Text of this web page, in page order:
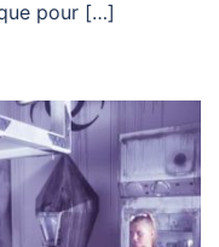
pour […]